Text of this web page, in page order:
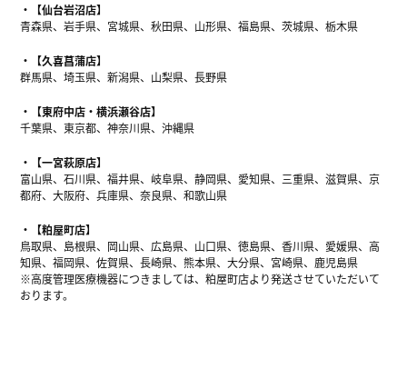
【仙台岩沼店】
青森県、岩手県、宮城県、秋田県、山形県、福島県、茨城県、栃木県
【久喜菖蒲店】
群馬県、埼玉県、新潟県、山梨県、長野県
【東府中店・横浜瀬谷店】
千葉県、東京都、神奈川県、沖縄県
【一宮萩原店】
富山県、石川県、福井県、岐阜県、静岡県、愛知県、三重県、滋賀県、京
都府、大阪府、兵庫県、奈良県、和歌山県
【粕屋町店】
鳥取県、島根県、岡山県、広島県、山口県、徳島県、香川県、愛媛県、高
知県、福岡県、佐賀県、長崎県、熊本県、大分県、宮崎県、鹿児島県
※高度管理医療機器につきましては、粕屋町店より発送させていただいて
おります。